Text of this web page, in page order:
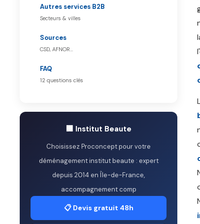
Autres services B2B
Secteurs & villes
Sources
CSD, AFNOR…
FAQ
12 questions clés
🏢 Institut Beaute
Choisissez Proconcept pour votre
déménagement institut beaute : expert
depuis 2014 en Île-de-France,
accompagnement comp
📋 Devis gratuit 48h